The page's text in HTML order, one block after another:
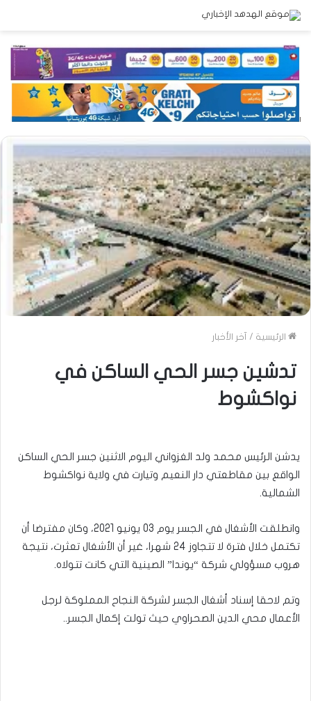
الرئيسية / آخر الأخبار
تدشين جسر الحي الساكن في
نواكشوط
يدشن الرئيس محمد ولد الغزواني اليوم الاثنين جسر الحي الساكن
الواقع بين مقاطعتي دار النعيم وتيارت في ولاية نواكشوط
الشمالية.
وانطلقت الأشغال في الجسر يوم 03 يونيو 2021، وكان مفترضا أن
تكتمل خلال فترة لا تتجاوز 24 شهرا، غير أن الأشغال تعثرت، نتيجة
هروب مسؤولي شركة “يوندا” الصينية التي كانت تتولاه.
وتم لاحقا إسناد أشغال الجسر لشركة النجاح المملوكة لرجل
الأعمال محي الدين الصحراوي حيث تولت إكمال الجسر..